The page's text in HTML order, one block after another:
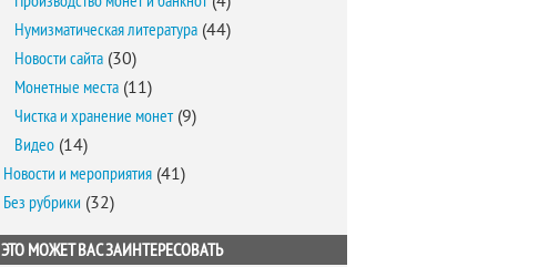
Нумизматическая литература (44)
Новости сайта (30)
Монетные места (11)
Чистка и хранение монет(9)
Видео (14)
Новости и мероприятия (41)
Без рубрики (32)
ЭТО МОЖЕТ ВАС ЗАИНТЕРЕСОВАТЬ